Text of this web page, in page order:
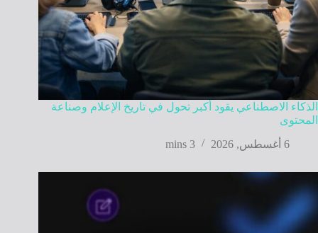
الذكاء الاصطناعي يقود أكبر تحول في تاريخ الإعلام وصناعة
المحتوى
6 أغسطس, 2026
3 mins